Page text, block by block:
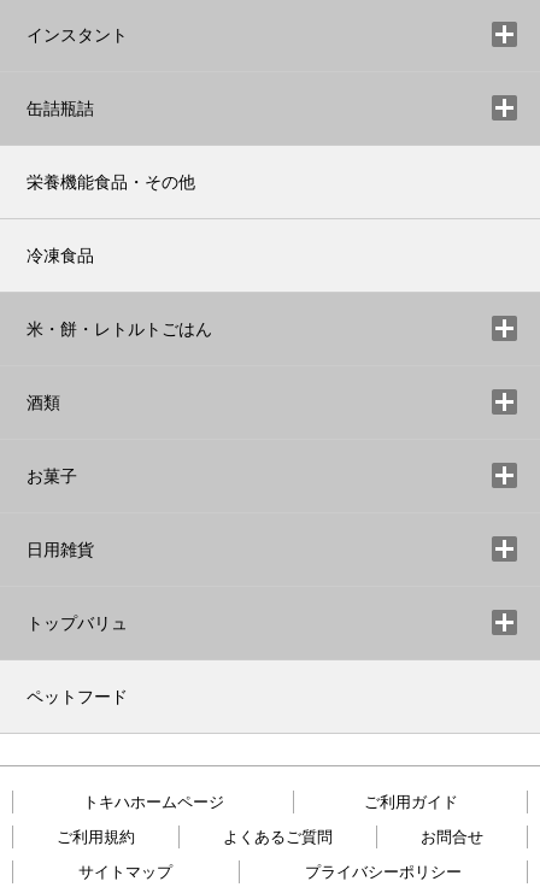
インスタント
缶詰瓶詰
栄養機能食品・その他
冷凍食品
米・餅・レトルトごはん
酒類
お菓子
日用雑貨
トップバリュ
ペットフード
トキハホームページ
ご利用ガイド
ご利用規約
よくあるご質問
お問合せ
サイトマップ
プライバシーポリシー